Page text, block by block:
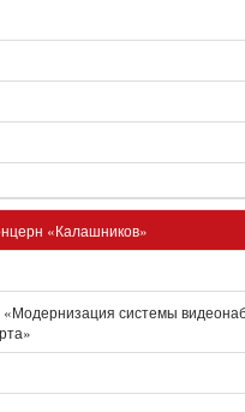
«Калашников»
системы